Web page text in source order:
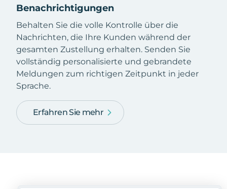
Benachrichtigungen
Behalten Sie die volle Kontrolle über die
Nachrichten, die Ihre Kunden während der
gesamten Zustellung erhalten. Senden Sie
vollständig personalisierte und gebrandete
Meldungen zum richtigen Zeitpunkt in jeder
Sprache.
Erfahren Sie mehr